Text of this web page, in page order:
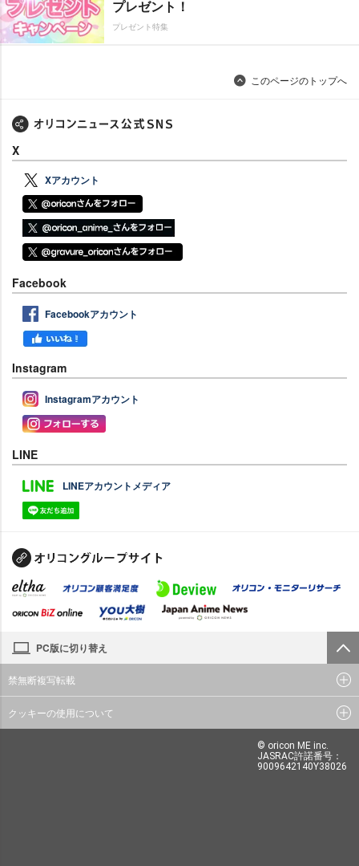
プレゼント！
プレゼント特集
このページのトップへ
X
Xアカウント
Facebook
Facebookアカウント
Instagram
Instagramアカウント
LINE
LINEアカウントメディア
PC版に切り替え
禁無断複写転載
クッキーの使用について
© oricon ME inc.
JASRAC許諾番号：
9009642140Y38026